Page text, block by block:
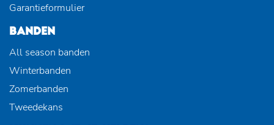
Garantieformulier
BANDEN
All season banden
Winterbanden
Zomerbanden
Tweedekans